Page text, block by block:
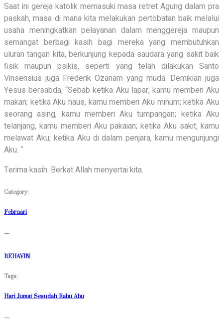
Saat ini gereja katolik memasuki masa retret Agung dalam pra
paskah, masa di mana kita melakukan pertobatan baik melalui
usaha meningkatkan pelayanan dalam menggereja maupun
semangat berbagi kasih bagi mereka yang membutuhkan
uluran tangan kita, berkunjung kepada saudara yang sakit baik
fisik maupun psikis, seperti yang telah dilakukan Santo
Vinsensius juga Frederik Ozanam yang muda. Demikian juga
Yesus bersabda, “Sebab ketika Aku lapar, kamu memberi Aku
makan; ketika Aku haus, kamu memberi Aku minum; ketika Aku
seorang asing, kamu memberi Aku tumpangan; ketika Aku
telanjang, kamu memberi Aku pakaian; ketika Aku sakit, kamu
melawat Aku; ketika Aku di dalam penjara, kamu mengunjungi
Aku. “
Terima kasih. Berkat Allah menyertai kita.
Category:
Februari
—
REHAVIN
Tags:
Hari Jumat Sesudah Rabu Abu
—